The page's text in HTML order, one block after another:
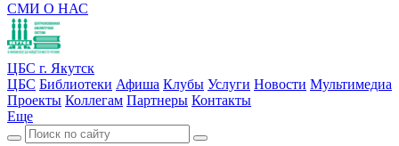
СМИ О НАС
ЦБС г. Якутск
ЦБС Библиотеки Афиша Клубы Услуги Новости Мультимедиа
Проекты Коллегам Партнеры Контакты
Еще